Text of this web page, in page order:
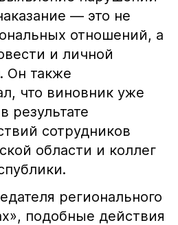
— это не
отношений, а
и личной
Он также
что виновник уже
результате
сотрудников
области и коллег
регионального
подобные действия